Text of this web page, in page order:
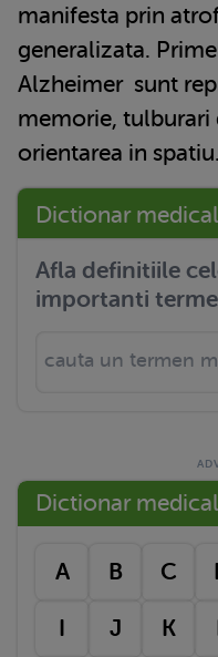
manifesta prin
generalizata.
Alzheimersunt
memorie,
orientarea in spatiu.
Dictionar medical
Afla definitiile
importanti
Dictionar
A B C
I J K